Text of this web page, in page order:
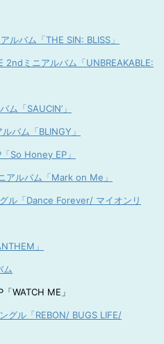
ルバム「THE SIN: BLISS」
2ndミニアルバム「UNBREAKABLE:
ム「SAUCIN’」
バム「BLINGY」
So Honey EP」
アルバム「Mark on Me」
ル「Dance Forever/ マイオンリ
」
ム
WATCH ME」
グル「REBON/ BUGS LIFE/